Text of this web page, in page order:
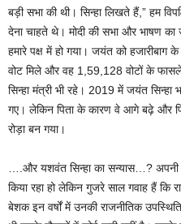
बड़ी सभा की थी। सिन्हा लिखते हैं,” हम
देना चाहते थे। मोदी की सभा और भाषण का
हमारे पक्ष में हो गया। जयंत को हजारीबाग
वोट मिले और वह 1,59,128 वोटों के
सिन्हा मंत्री भी रहे। 2019 में जयंत
गए। लेकिन पिता के कारण वे आगे बढ़े और
रोड़ा बन गया।
….और यशवंत सिन्हा का सन्यास…? अपनी
किया रहा हो लेकिन गुजरे साल गवाह हैं कि
बेशक इन वर्षों में उनकी राजनीतिक